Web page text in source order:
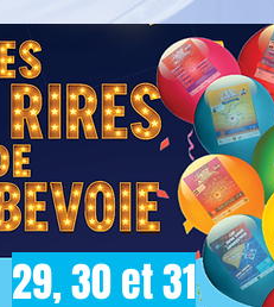
29, 30 et 31